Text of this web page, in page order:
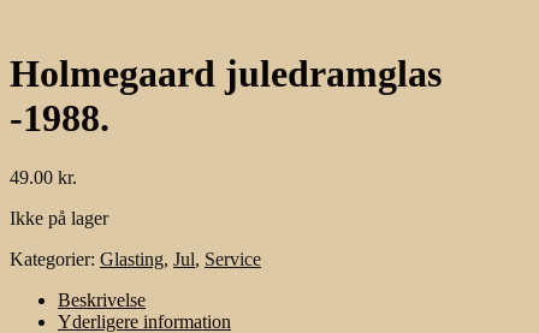
Holmegaard juledramglas
-1988.
49.00 kr.
Ikke på lager
Kategorier: Glasting, Jul, Service
Beskrivelse
Yderligere information